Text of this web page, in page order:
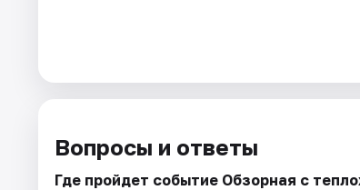
Вопросы и ответы
Где пройдет событие Обзорная с